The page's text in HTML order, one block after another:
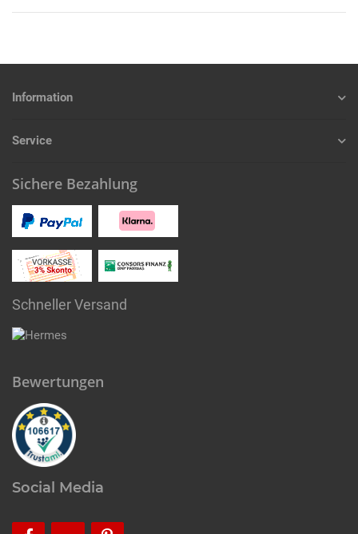
Information
Service
Sichere Bezahlung
Schneller Versand
Bewertungen
Social Media